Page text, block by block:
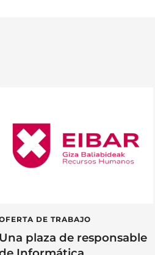
DE TRABAJO
Una plaza de responsable